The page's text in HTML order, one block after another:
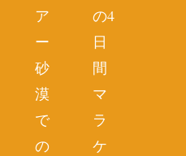
ア
ー
砂
漠
で
の
の4
日
間
マ
ラ
ケ